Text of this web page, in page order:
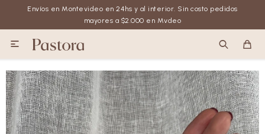
Envíos en Montevideo en 24hs y al interior. Sin costo pedidos
mayores a $2.000 en Mvdeo
